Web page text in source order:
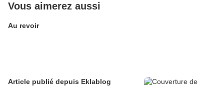
Vous aimerez aussi
Au revoir
Article publié depuis Eklablog